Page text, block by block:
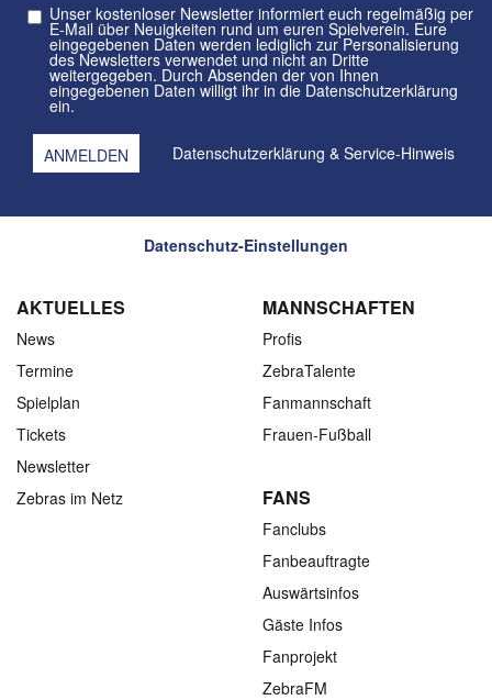
Unser kostenloser Newsletter informiert euch regelmäßig per
E-Mail über Neuigkeiten rund um euren Spielverein. Eure
eingegebenen Daten werden lediglich zur Personalisierung
des Newsletters verwendet und nicht an Dritte
weitergegeben. Durch Absenden der von Ihnen
eingegebenen Daten willigt ihr in die Datenschutzerklärung
ein.
Datenschutzerklärung & Service-Hinweis
Datenschutz-Einstellungen
AKTUELLES
News
Termine
Spielplan
Tickets
Newsletter
Zebras im Netz
MANNSCHAFTEN
Profis
ZebraTalente
Fanmannschaft
Frauen-Fußball
FANS
Fanclubs
Fanbeauftragte
Auswärtsinfos
Gäste Infos
Fanprojekt
ZebraFM